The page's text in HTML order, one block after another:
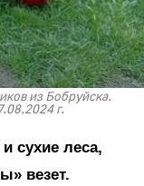
из Бобруйска.
г.
сухие леса,
везет.